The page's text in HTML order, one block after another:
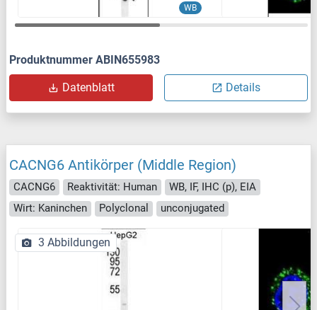
WB
Produktnummer ABIN655983
Datenblatt Details
CACNG6 Antikörper (Middle Region)
CACNG6 Reaktivität: Human
WB, IF, IHC (p), EIA
Wirt: Kaninchen
Polyclonal unconjugated
3 Abbildungen